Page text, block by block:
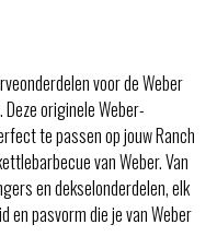
voor de Weber
originele Weber-
te passen op jouw Ranch
van Weber. Van
en dekselonderdelen, elk
en pasvorm die je van Weber